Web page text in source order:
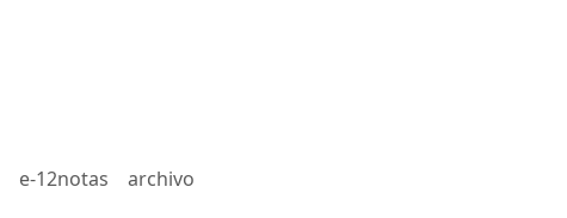
e-12notas archivo